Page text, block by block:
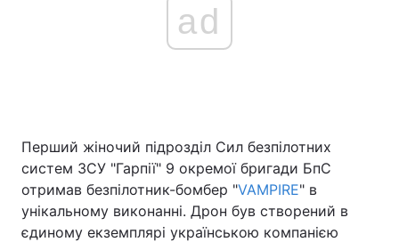
ad
Перший жіночий підрозділ Сил безпілотних
систем ЗСУ "Гарпії" 9 окремої бригади БпС
отримав безпілотник-бомбер "VAMPIRE" в
унікальному виконанні. Дрон був створений в
єдиному екземплярі українською компанією